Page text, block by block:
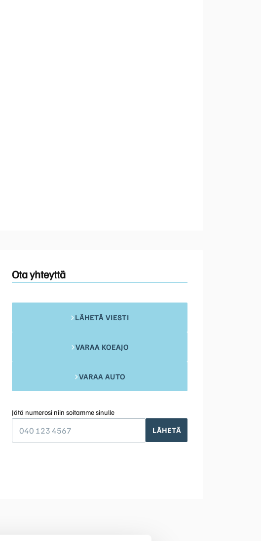
Ota yhteyttä
LÄHETÄ VIESTI
VARAA KOEAJO
VARAA AUTO
Jätä numerosi niin soitamme sinulle
LÄHETÄ